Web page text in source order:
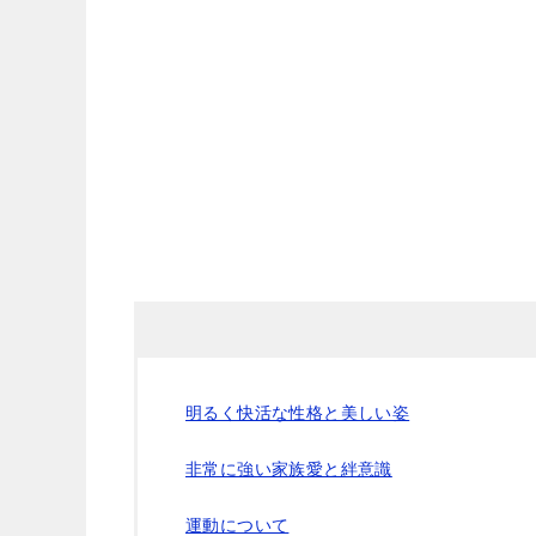
明るく快活な性格と美しい姿
非常に強い家族愛と絆意識
運動について